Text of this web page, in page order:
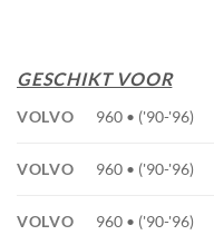
GESCHIKT VOOR
VOLVO 960 • ('90-'96)
VOLVO 960 • ('90-'96)
VOLVO 960 • ('90-'96)